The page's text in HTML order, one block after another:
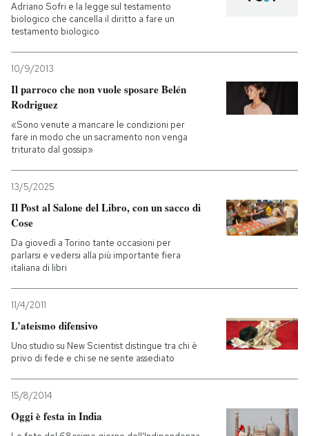
Adriano Sofri e la legge sul testamento
biologico che cancella il diritto a fare un
testamento biologico
10/9/2013
Il parroco che non vuole sposare Belén
Rodriguez
«Sono venute a mancare le condizioni per
fare in modo che un sacramento non venga
triturato dal gossip»
13/5/2025
Il Post al Salone del Libro, con un sacco di
Cose
Da giovedì a Torino tante occasioni per
parlarsi e vedersi alla più importante fiera
italiana di libri
11/4/2011
L’ateismo difensivo
Uno studio su New Scientist distingue tra chi è
privo di fede e chi se ne sente assediato
15/8/2014
Oggi è festa in India